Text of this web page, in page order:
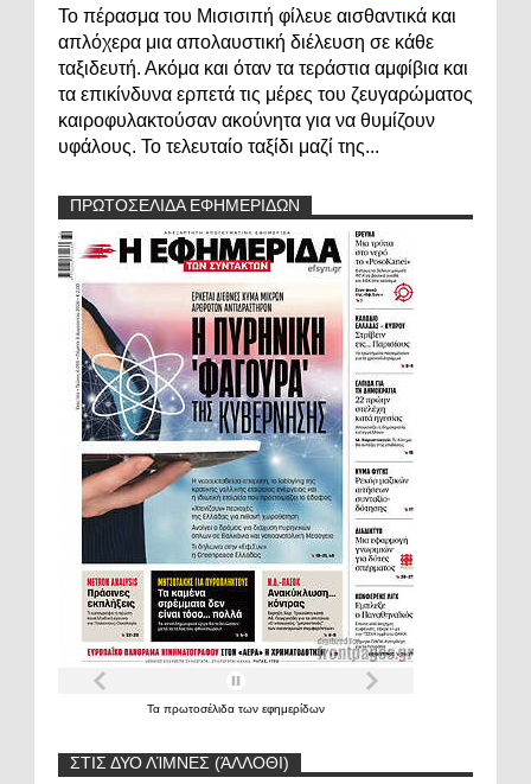
Το πέρασμα του Μισισιπή φίλευε αισθαντικά και
απλόχερα μια απολαυστική διέλευση σε κάθε
ταξιδευτή. Ακόμα και όταν τα τεράστια αμφίβια και
τα επικίνδυνα ερπετά τις μέρες του ζευγαρώματος
καιροφυλακτούσαν ακούνητα για να θυμίζουν
υφάλους. Το τελευταίο ταξίδι μαζί της...
ΠΡΩΤΟΣΕΛΙΔΑ ΕΦΗΜΕΡΙΔΩΝ
Τα πρωτοσέλιδα των εφημερίδων
ΣΤΙΣ ΔΥΟ ΛΊΜΝΕΣ (ΆΛΛΟΘΙ)